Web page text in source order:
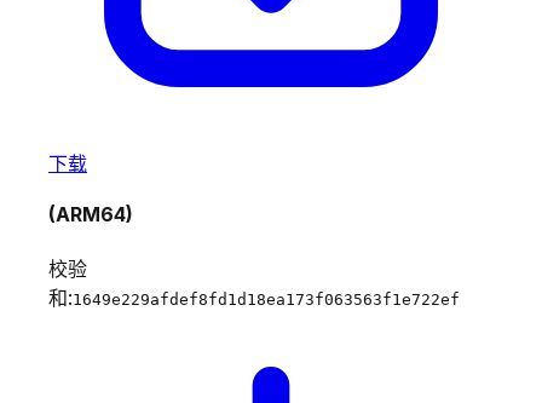
下载
(ARM64)
校验
和:1649e229afdef8fd1d18ea173f063563f1e722ef